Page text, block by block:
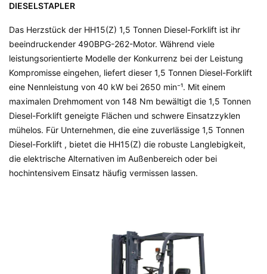
DIESELSTAPLER
Das Herzstück der HH15(Z) 1,5 Tonnen Diesel-Forklift ist ihr
beeindruckender 490BPG-262-Motor. Während viele
leistungsorientierte Modelle der Konkurrenz bei der Leistung
Kompromisse eingehen, liefert dieser 1,5 Tonnen Diesel-Forklift
eine Nennleistung von 40 kW bei 2650 min⁻¹. Mit einem
maximalen Drehmoment von 148 Nm bewältigt die 1,5 Tonnen
Diesel-Forklift geneigte Flächen und schwere Einsatzzyklen
mühelos. Für Unternehmen, die eine zuverlässige 1,5 Tonnen
Diesel-Forklift , bietet die HH15(Z) die robuste Langlebigkeit,
die elektrische Alternativen im Außenbereich oder bei
hochintensivem Einsatz häufig vermissen lassen.